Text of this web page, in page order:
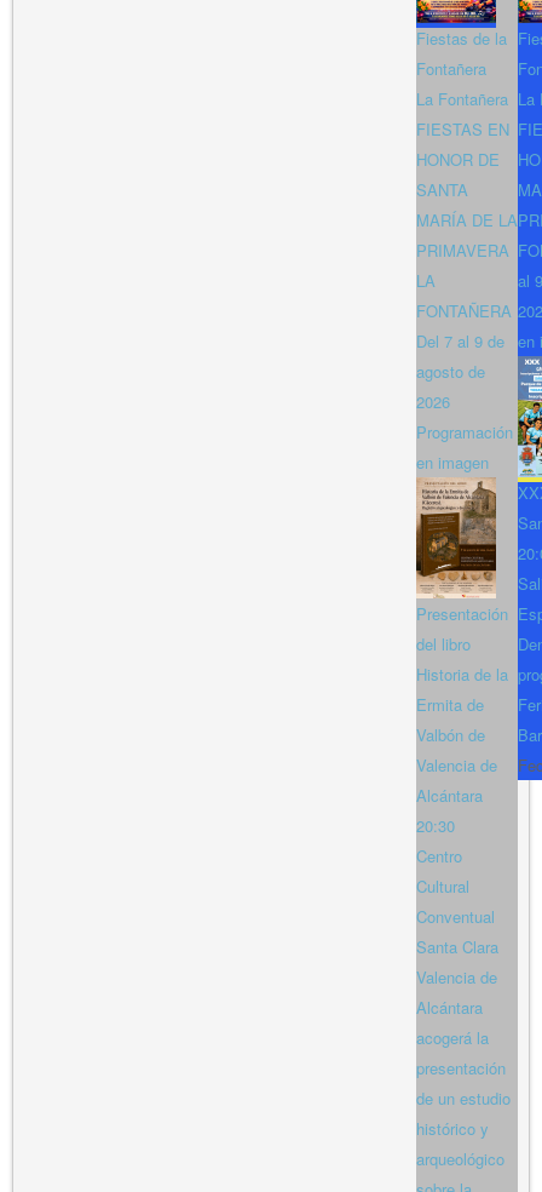
Fiestas de la
Fontañera
La Fontañera
FIESTAS EN
HONOR DE
SANTA
MARÍA DE LA
PRIMAVERA
LA
FONTAÑERA
Del 7 al 9 de
agosto de
2026
Programación
en imagen
Presentación
del libro
Historia de la
Ermita de
Valbón de
Valencia de
Alcántara
20:30
Centro
Cultural
Conventual
Santa Clara
Valencia de
Alcántara
acogerá la
presentación
de un estudio
histórico y
arqueológico
La
al
en